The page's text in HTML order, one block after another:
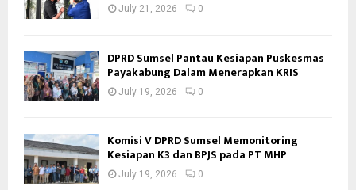
July 21, 2026 0
DPRD Sumsel Pantau Kesiapan Puskesmas
Payakabung Dalam Menerapkan KRIS
July 19, 2026 0
Komisi V DPRD Sumsel Memonitoring
Kesiapan K3 dan BPJS pada PT MHP
July 19, 2026 0